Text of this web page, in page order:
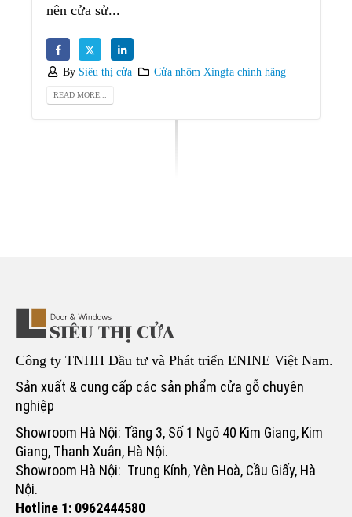
nên cửa sử...
By Siêu thị cửa Cửa nhôm Xingfa chính hãng
READ MORE...
Công ty TNHH Đầu tư và Phát triển ENINE Việt Nam.
Sản xuất & cung cấp các sản phẩm cửa gỗ chuyên
nghiệp
Showroom Hà Nội: Tầng 3, Số 1 Ngõ 40 Kim Giang, Kim
Giang, Thanh Xuân, Hà Nội.
Showroom Hà Nội: Trung Kính, Yên Hoà, Cầu Giấy, Hà
Nội.
Hotline 1: 0962444580